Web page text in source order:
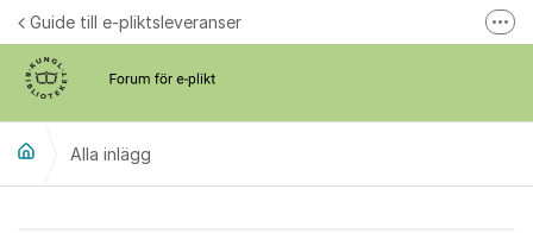
Hoppa till innehåll
Guide till e-pliktsleveranser
Alla inlägg